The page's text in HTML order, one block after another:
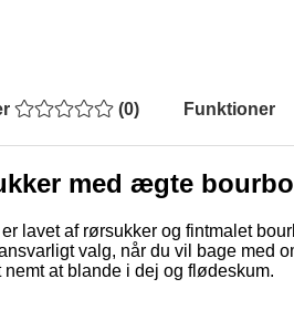
(0) Funktioner
med ægte
lavet af rørsukker og fintmalet
valg, når du vil bage med
at blande i dej og flødeskum.